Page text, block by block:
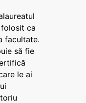
ca
facultate.
să fie
le ai